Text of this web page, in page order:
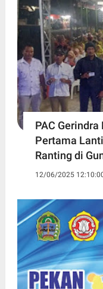
PAC
Pertama
Ranting di
12/06/2025